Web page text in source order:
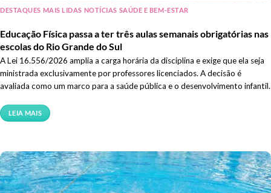
DESTAQUES MAIS LIDAS NOTÍCIAS SAÚDE E BEM-ESTAR
Educação Física passa a ter três aulas semanais obrigatórias nas
escolas do Rio Grande do Sul
A Lei 16.556/2026 amplia a carga horária da disciplina e exige que ela seja
ministrada exclusivamente por professores licenciados. A decisão é
avaliada como um marco para a saúde pública e o desenvolvimento infantil.
LEIA MAIS